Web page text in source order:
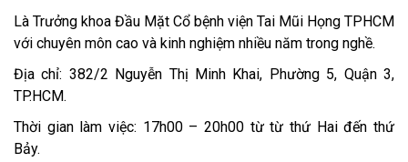
Là Trưởng khoa Đầu Mặt Cổ bệnh viện Tai Mũi Họng TPHCM
với chuyên môn cao và kinh nghiệm nhiều năm trong nghề.
Địa chỉ: 382/2 Nguyễn Thị Minh Khai, Phường 5, Quận 3,
TP.HCM.
Thời gian làm việc: 17h00 – 20h00 từ từ thứ Hai đến thứ
Bảy.